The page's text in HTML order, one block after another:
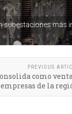
más
PREVIOUS
como
de la